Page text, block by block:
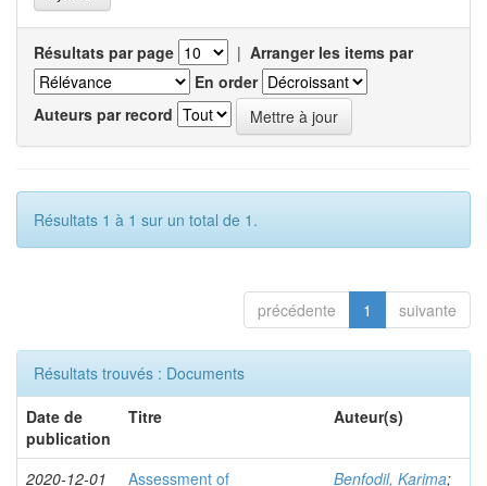
Résultats par page | Arranger les items par
En order
Auteurs par record
Résultats 1 à 1 sur un total de 1.
précédente 1 suivante
Résultats trouvés : Documents
Date de
publication
Titre Auteur(s)
2020-12-01
Assessment of
Benfodil, Karima;